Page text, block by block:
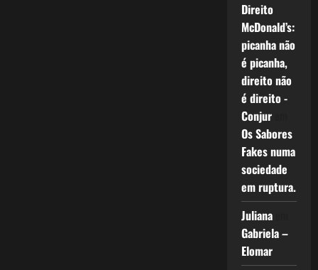
Direito
McDonald’s:
picanha não
é picanha,
direito não
é direito -
Conjurem
Os Sabores
Fakes numa
sociedade
em ruptura.
Julianaem
Gabriela –
Elomar